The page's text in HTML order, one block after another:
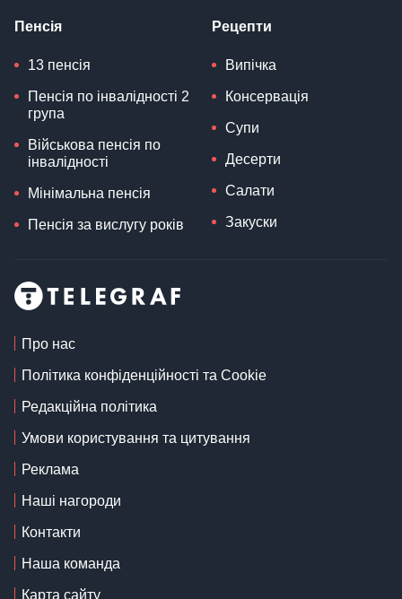
Пенсія
13 пенсія
Пенсія по інвалідності 2
група
Військова пенсія по
інвалідності
Мінімальна пенсія
Пенсія за вислугу років
Рецепти
Випічка
Консервація
Супи
Десерти
Салати
Закуски
Про нас
Політика конфіденційності та Cookie
Редакційна політика
Умови користування та цитування
Реклама
Наші нагороди
Контакти
Наша команда
Карта сайту